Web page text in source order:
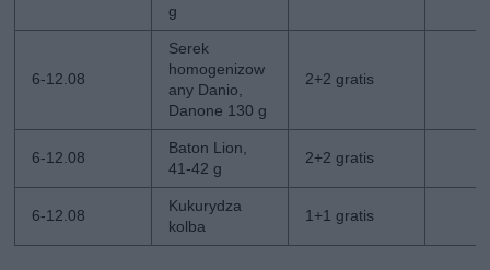
g
6-12.08
Serek
homogenizow
any Danio,
Danone 130 g
2+2 gratis
6-12.08
Baton Lion,
41-42 g
2+2 gratis
6-12.08
Kukurydza
kolba
1+1 gratis